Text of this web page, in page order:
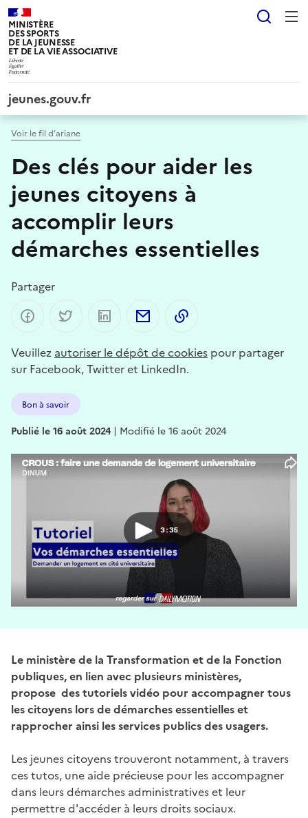
MINISTÈRE
DES SPORTS
DE LA JEUNESSE
ET DE LA VIE ASSOCIATIVE
jeunes.gouv.fr
Voir le fil d’ariane
Des clés pour aider les
jeunes citoyens à
accomplir leurs
démarches essentielles
Partager
Partager sur Facebook
Partager sur Twitter
Partager sur LinkedIn
Partager par email
Veuillez autoriser le dépôt de cookies pour partager
sur Facebook, Twitter et LinkedIn.
Bon à savoir
Publié le 16 août 2024 | Modifié le 16 août 2024
Le ministère de la Transformation et de la Fonction
publiques, en lien avec plusieurs ministères,
propose des tutoriels vidéo pour accompagner tous
les citoyens lors de démarches essentielles et
rapprocher ainsi les services publics des usagers.
Les jeunes citoyens trouveront notamment, à travers
ces tutos, une aide précieuse pour les accompagner
dans leurs démarches administratives et leur
permettre d'accéder à leurs droits sociaux.
Panneau de gestion des cookies tarteaucitron